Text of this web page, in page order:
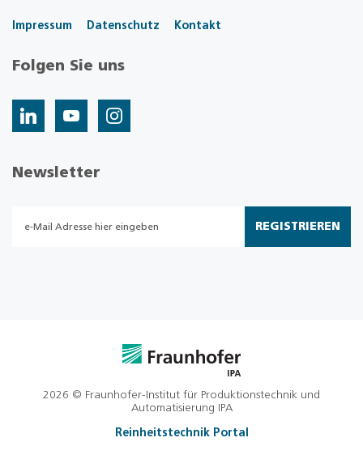
Impressum Datenschutz Kontakt
Folgen Sie uns
Newsletter
REGISTRIEREN
2026 © Fraunhofer-Institut für Produktionstechnik und
Automatisierung IPA
Reinheitstechnik Portal